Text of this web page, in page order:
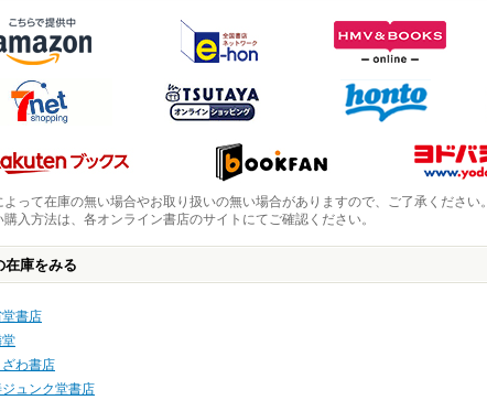
って在庫の無い場合やお取り扱いの無い場合がありますので、ご了承ください。
入方法は、各オンライン書店のサイトにてご確認ください。
在庫をみる
書店
ざわ書店
ジュンク堂書店